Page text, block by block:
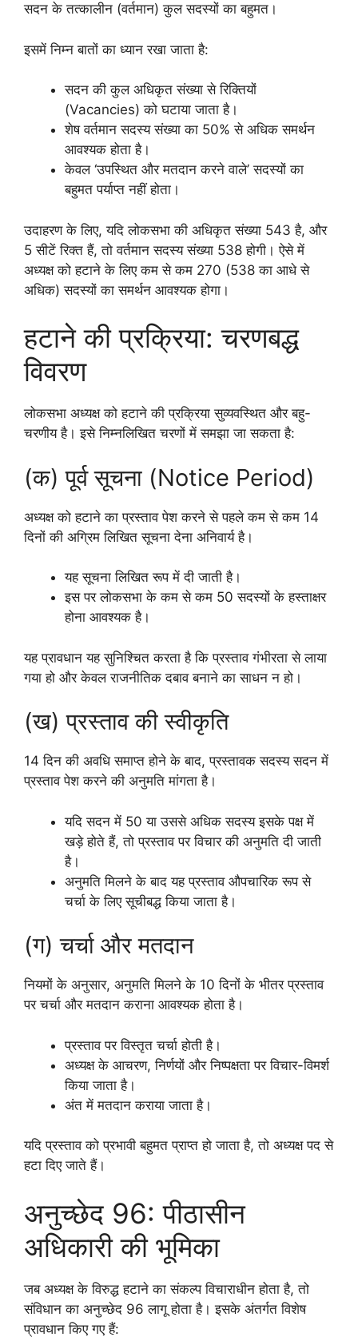
सदन के तत्कालीन (वर्तमान) कुल सदस्यों का बहुमत।
इसमें निम्न बातों का ध्यान रखा जाता है:
सदन की कुल अधिकृत संख्या से रिक्तियों
(Vacancies) को घटाया जाता है।
शेष वर्तमान सदस्य संख्या का 50% से अधिक समर्थन
आवश्यक होता है।
केवल ‘उपस्थित और मतदान करने वाले’ सदस्यों का
बहुमत पर्याप्त नहीं होता।
उदाहरण के लिए, यदि लोकसभा की अधिकृत संख्या 543 है, और
5 सीटें रिक्त हैं, तो वर्तमान सदस्य संख्या 538 होगी। ऐसे में
अध्यक्ष को हटाने के लिए कम से कम 270 (538 का आधे से
अधिक) सदस्यों का समर्थन आवश्यक होगा।
हटाने की प्रक्रिया: चरणबद्ध
विवरण
लोकसभा अध्यक्ष को हटाने की प्रक्रिया सुव्यवस्थित और बहु-
चरणीय है। इसे निम्नलिखित चरणों में समझा जा सकता है:
(क) पूर्व सूचना (Notice Period)
अध्यक्ष को हटाने का प्रस्ताव पेश करने से पहले कम से कम 14
दिनों की अग्रिम लिखित सूचना देना अनिवार्य है।
यह सूचना लिखित रूप में दी जाती है।
इस पर लोकसभा के कम से कम 50 सदस्यों के हस्ताक्षर
होना आवश्यक है।
यह प्रावधान यह सुनिश्चित करता है कि प्रस्ताव गंभीरता से लाया
गया हो और केवल राजनीतिक दबाव बनाने का साधन न हो।
(ख) प्रस्ताव की स्वीकृति
14 दिन की अवधि समाप्त होने के बाद, प्रस्तावक सदस्य सदन में
प्रस्ताव पेश करने की अनुमति मांगता है।
यदि सदन में 50 या उससे अधिक सदस्य इसके पक्ष में
खड़े होते हैं, तो प्रस्ताव पर विचार की अनुमति दी जाती
है।
अनुमति मिलने के बाद यह प्रस्ताव औपचारिक रूप से
चर्चा के लिए सूचीबद्ध किया जाता है।
(ग) चर्चा और मतदान
नियमों के अनुसार, अनुमति मिलने के 10 दिनों के भीतर प्रस्ताव
पर चर्चा और मतदान कराना आवश्यक होता है।
प्रस्ताव पर विस्तृत चर्चा होती है।
अध्यक्ष के आचरण, निर्णयों और निष्पक्षता पर विचार-विमर्श
किया जाता है।
अंत में मतदान कराया जाता है।
यदि प्रस्ताव को प्रभावी बहुमत प्राप्त हो जाता है, तो अध्यक्ष पद से
हटा दिए जाते हैं।
अनुच्छेद 96: पीठासीन
अधिकारी की भूमिका
जब अध्यक्ष के विरुद्ध हटाने का संकल्प विचाराधीन होता है, तो
संविधान का अनुच्छेद 96 लागू होता है। इसके अंतर्गत विशेष
प्रावधान किए गए हैं: